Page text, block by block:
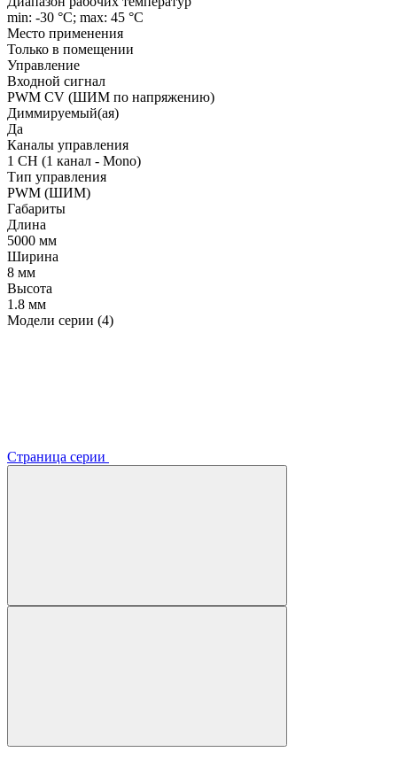
min: -30 °C; max: 45 °C
Место применения
Только в помещении
Управление
Входной сигнал
PWM СV (ШИМ по напряжению)
Диммируемый(ая)
Да
Каналы управления
1 CH (1 канал - Mono)
Тип управления
PWM (ШИМ)
Габариты
Длина
5000 мм
Ширина
8 мм
Высота
1.8 мм
Модели серии (4)
Страница серии